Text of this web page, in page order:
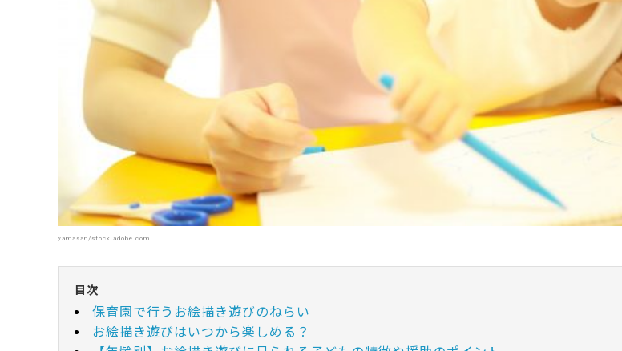
yamasan/stock.adobe.com
目次
保育園で行うお絵描き遊びのねらい
お絵描き遊びはいつから楽しめる？